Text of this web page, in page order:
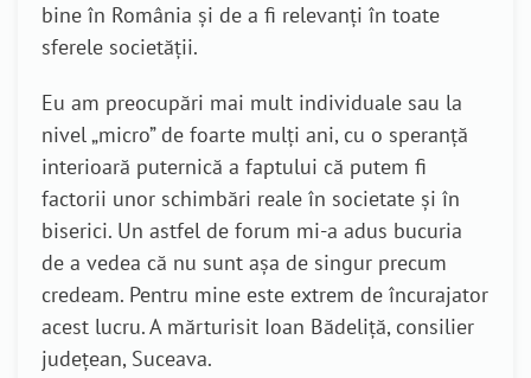
bine în România și de a fi relevanți în toate
sferele societății.
Eu am preocupări mai mult individuale sau la
nivel „micro” de foarte mulți ani, cu o speranță
interioară puternică a faptului că putem fi
factorii unor schimbări reale în societate și în
biserici. Un astfel de forum mi-a adus bucuria
de a vedea că nu sunt așa de singur precum
credeam. Pentru mine este extrem de încurajator
acest lucru. A mărturisit Ioan Bădeliță, consilier
județean, Suceava.